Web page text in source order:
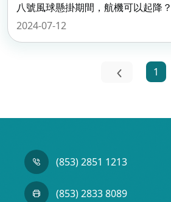
八號風球懸掛期間，航機可以起降？
2024-07-12
1
(853) 2851 1213
(853) 2833 8089